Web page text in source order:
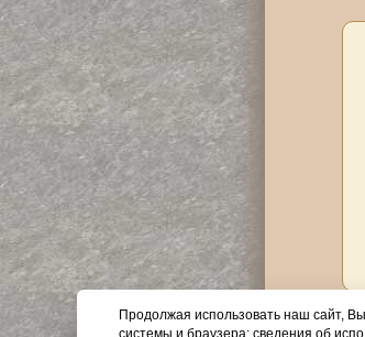
Продолжая использовать наш сайт,
системы и браузера; сведения об